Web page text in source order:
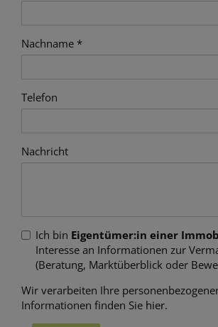
Nachname
Telefon
Nachricht
Ich bin Eigentümer:in einer
Interesse an Informationen zur
(Beratung, Marktüberblick oder
Wir verarbeiten Ihre
Informationen finden Sie hier.